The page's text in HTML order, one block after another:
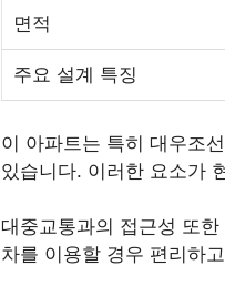
면적
주요 설계 특징
이 아파트는 특히 대우조
있습니다. 이러한 요소가
대중교통과의 접근성 또
차를 이용할 경우 편리하